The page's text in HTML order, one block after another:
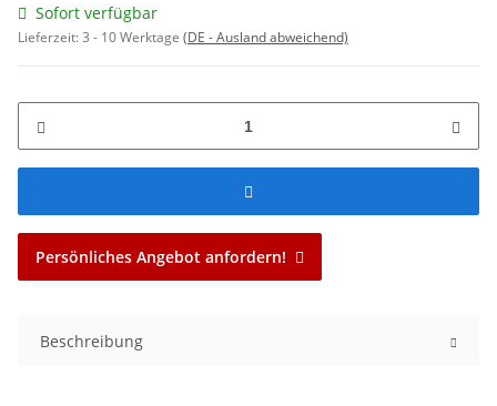
Sofort verfügbar
Lieferzeit:3 - 10 Werktage (DE - Ausland abweichend)
Persönliches Angebot anfordern!
Beschreibung